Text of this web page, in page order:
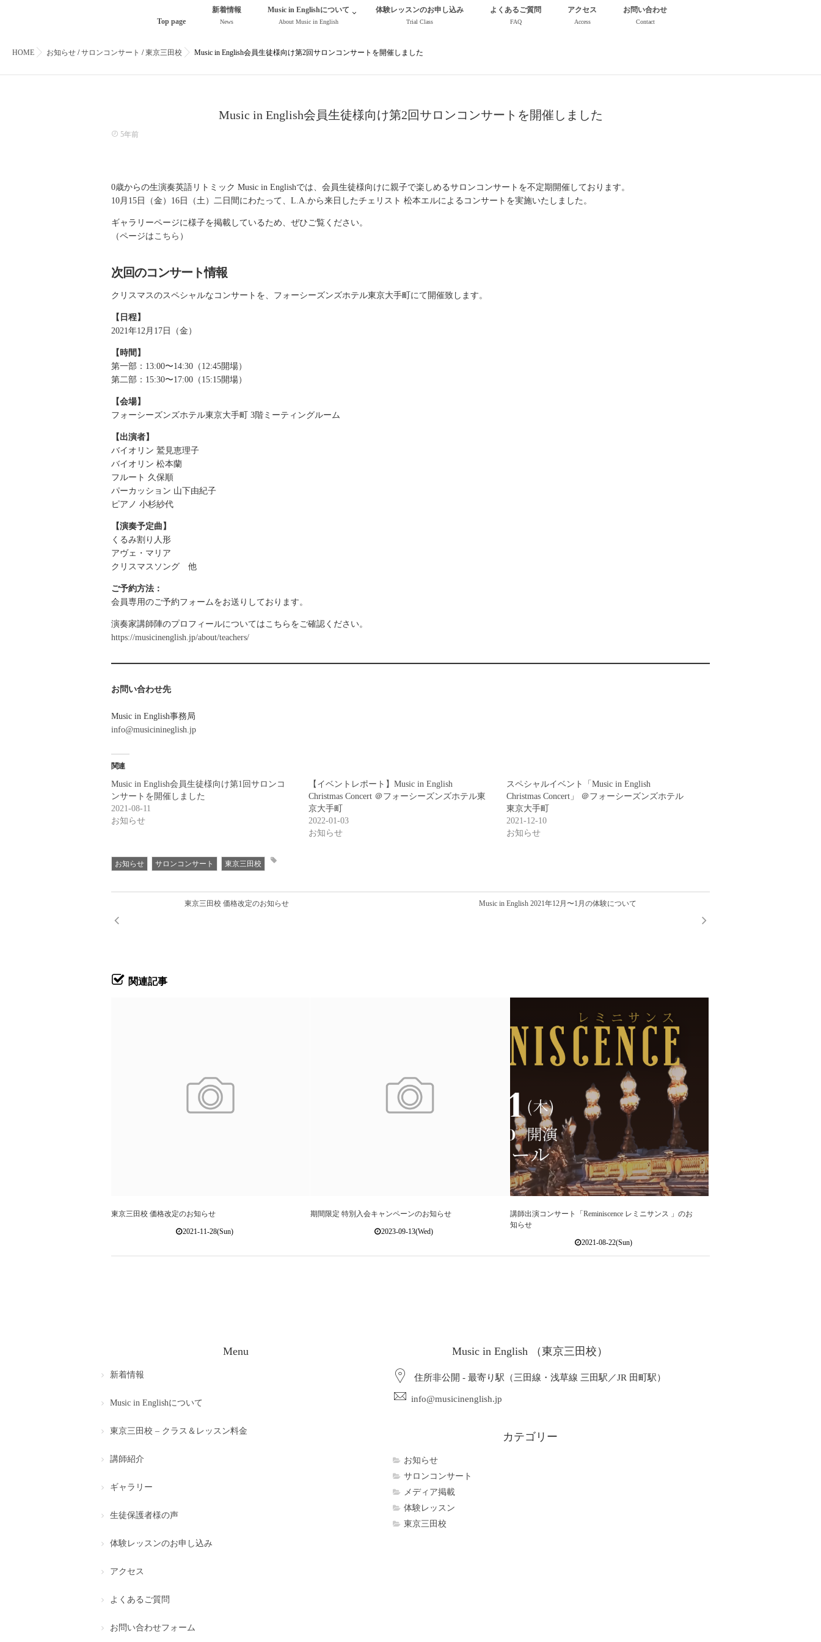
Top page
新着情報
News
Music in Englishについて
About Music in English
体験レッスンのお申し込み
Trial Class
よくあるご質問
FAQ
アクセス
Access
お問い合わせ
Contact
HOME お知らせ /サロンコンサート /東京三田校 Music in English会員生徒様向け第2回サロンコンサートを開催しました
Music in English会員生徒様向け第2回サロンコンサートを開催しました
5年前
0歳からの生演奏英語リトミック Music in Englishでは、会員生徒様向けに親子で楽しめるサロンコンサートを不定期開催しております。
10月15日（金）16日（土）二日間にわたって、L.A.から来日したチェリスト 松本エルによるコンサートを実施いたしました。
ギャラリーページに様子を掲載しているため、ぜひご覧ください。
（ページはこちら ）
次回のコンサート情報
クリスマスのスペシャルなコンサートを、フォーシーズンズホテル東京大手町にて開催致します。
【日程】
2021年12月17日（金）
【時間】
第一部：13:00〜14:30（12:45開場）
第二部：15:30〜17:00（15:15開場）
【会場】
フォーシーズンズホテル東京大手町 3階ミーティングルーム
【出演者】
バイオリン 鷲見恵理子
バイオリン 松本蘭
フルート 久保順
パーカッション 山下由紀子
ピアノ 小杉紗代
【演奏予定曲】
くるみ割り人形
アヴェ・マリア
クリスマスソング 他
ご予約方法：
会員専用のご予約フォームをお送りしております。
演奏家講師陣のプロフィールについてはこちらをご確認ください。
https://musicinenglish.jp/about/teachers/
お問い合わせ先
Music in English事務局
info@musicinineglish.jp
関連
Music in English会員生徒様向け第1回サロンコ
ンサートを開催しました
2021-08-11
お知らせ
【イベントレポート】Music in English
Christmas Concert ＠フォーシーズンズホテル東
京大手町
2022-01-03
お知らせ
スペシャルイベント「Music in English
Christmas Concert」 ＠フォーシーズンズホテル
東京大手町
2021-12-10
お知らせ
お知らせ サロンコンサート 東京三田校
東京三田校 価格改定のお知らせ Music in English 2021年12月〜1月の体験について
関連記事
東京三田校 価格改定のお知らせ
2021-11-28(Sun)
期間限定 特別入会キャンペーンのお知らせ
2023-09-13(Wed)
講師出演コンサート「Reminiscence レミニサンス 」のお
知らせ
2021-08-22(Sun)
Menu
新着情報
Music in Englishについて
東京三田校 – クラス＆レッスン料金
講師紹介
ギャラリー
生徒保護者様の声
体験レッスンのお申し込み
アクセス
よくあるご質問
お問い合わせフォーム
Music in English （東京三田校）
住所非公開 - 最寄り駅（三田線・浅草線 三田駅／JR 田町駅）
info@musicinenglish.jp
カテゴリー
お知らせ
サロンコンサート
メディア掲載
体験レッスン
東京三田校